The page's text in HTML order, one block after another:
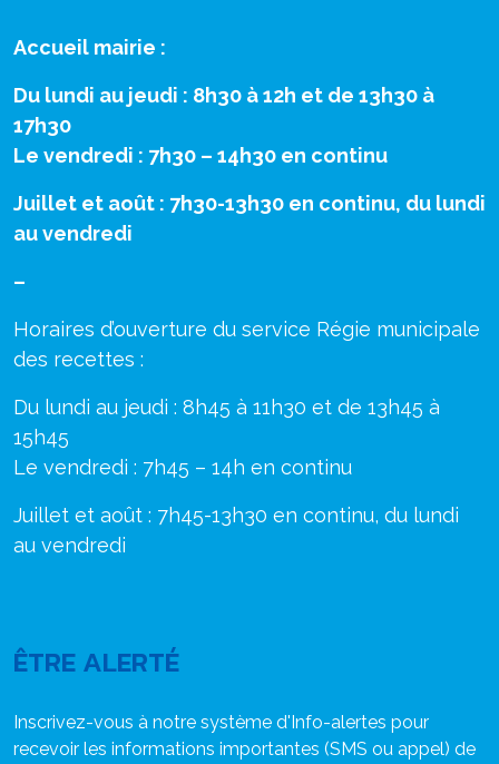
Accueil mairie :
Du lundi au jeudi : 8h30 à 12h et de 13h30 à
17h30
Le vendredi : 7h30 – 14h30 en continu
Juillet et août : 7h30-13h30 en continu, du lundi
au vendredi
–
Horaires d’ouverture du service Régie municipale
des recettes :
Du lundi au jeudi : 8h45 à 11h30 et de 13h45 à
15h45
Le vendredi : 7h45 – 14h en continu
Juillet et août : 7h45-13h30 en continu, du lundi
au vendredi
ÊTRE ALERTÉ
Inscrivez-vous à notre système d'Info-alertes pour
recevoir les informations importantes (SMS ou appel) de